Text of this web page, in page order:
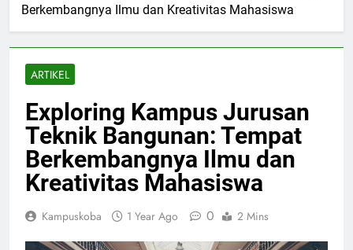
Berkembangnya Ilmu dan Kreativitas Mahasiswa
ARTIKEL
Exploring Kampus Jurusan
Teknik Bangunan: Tempat
Berkembangnya Ilmu dan
Kreativitas Mahasiswa
Kampuskoba 1 Year Ago 0 2 Mins